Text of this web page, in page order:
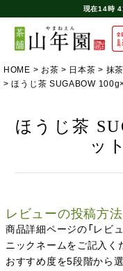
現在14時
HOME お茶 日本茶 抹
ほうじ茶 SUGABOW
ほうじ茶
ッ
レビューの投稿方法
商品詳細ページの「レビ
ニックネームをご記入く
おすすめ度を5段階から